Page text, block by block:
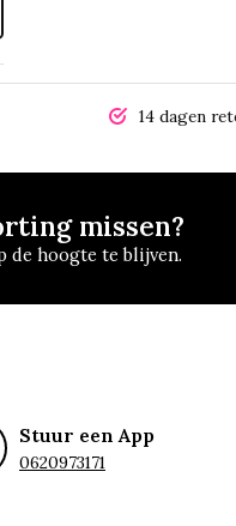
14 dagen
missen?
de hoogte te blijven.
Stuur een App
0620973171